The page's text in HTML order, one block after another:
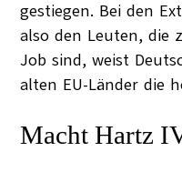
gestiegen. Bei den
also den Leuten, die
Job sind, weist
alten EU-Länder die
Macht Hartz